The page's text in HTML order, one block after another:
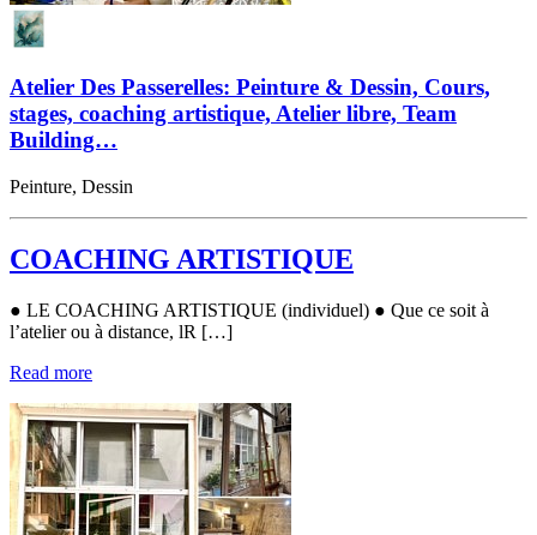
Atelier Des Passerelles: Peinture & Dessin, Cours,
stages, coaching artistique, Atelier libre, Team
Building…
Peinture, Dessin
COACHING ARTISTIQUE
● LE COACHING ARTISTIQUE (individuel) ● Que ce soit à
l’atelier ou à distance, lR […]
Read more